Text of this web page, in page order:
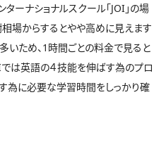
ーナショナルスクール「JOI」の場
場からするとやや高めに見えます
いため、1時間ごとの料金で見ると
では英語の４技能を伸ばす為のプロ
為に必要な学習時間をしっかり確